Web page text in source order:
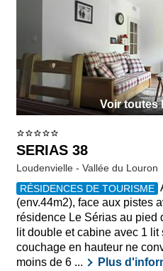
SERIAS 38
Loudenvielle - Vallée du Louron
RÉSIDENCES DE TOURISME
(env.44m2), face aux pistes
résidence Le Sérias au pied
lit double et cabine avec 1
couchage en hauteur ne
moins de 6 ...
Plus
Voir toutes